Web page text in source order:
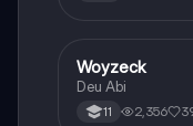
Deutsch
Woyzeck
Deu Abi
11 2,356